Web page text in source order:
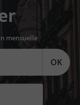
mensuelle
OK